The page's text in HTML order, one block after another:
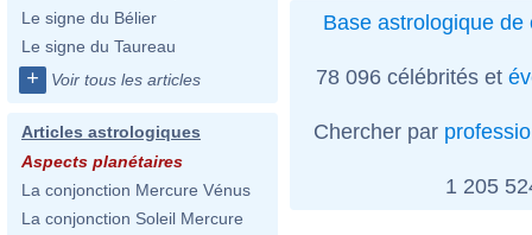
Le signe du Bélier
Le signe du Taureau
+ Voir tous les articles
Articles astrologiques
Aspects planétaires
La conjonction Mercure Vénus
La conjonction Soleil Mercure
Base astrologique de
78 096 célébrités et
Chercher par
1 205